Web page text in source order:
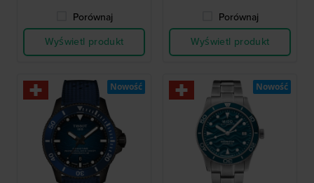
Porównaj
Wyświetl produkt
Porównaj
Wyświetl produkt
Nowość Nowość